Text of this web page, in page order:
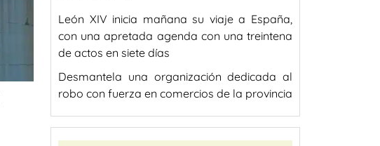
León XIV inicia mañana su viaje a España,
con una apretada agenda con una treintena
de actos en siete días
Desmantela una organización dedicada al
robo con fuerza en comercios de la provincia